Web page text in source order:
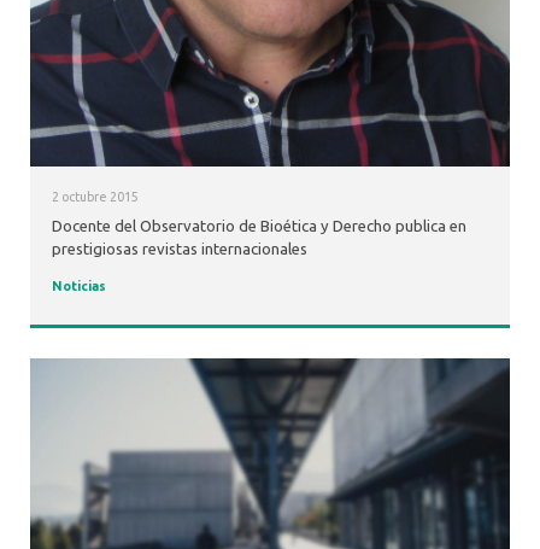
2 octubre 2015
Docente del Observatorio de Bioética y Derecho publica en
prestigiosas revistas internacionales
Noticias